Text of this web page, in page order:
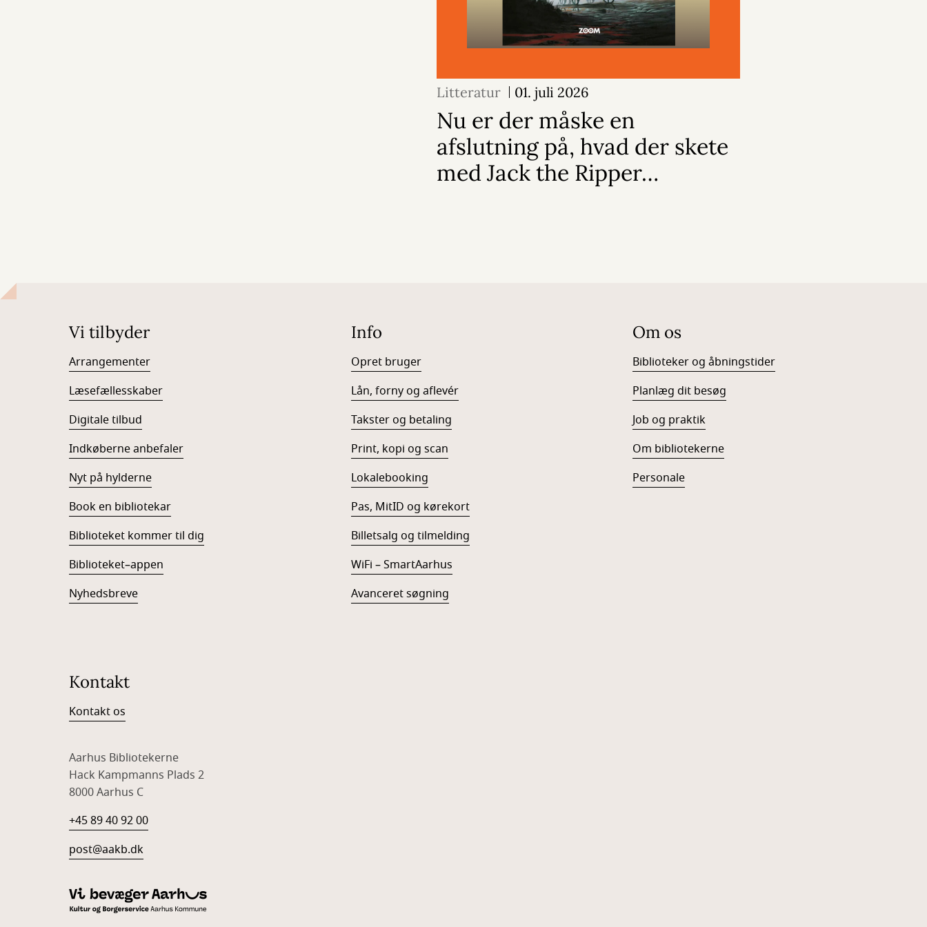
Litteratur 01. juli 2026
Nu er der måske en
afslutning på, hvad der skete
med Jack the Ripper…
Vi tilbyder
Arrangementer
Læsefællesskaber
Digitale tilbud
Indkøberne anbefaler
Nyt på hylderne
Book en bibliotekar
Biblioteket kommer til dig
Biblioteket–appen
Nyhedsbreve
Info
Opret bruger
Lån, forny og aflevér
Takster og betaling
Print, kopi og scan
Lokalebooking
Pas, MitID og kørekort
Billetsalg og tilmelding
WiFi – SmartAarhus
Avanceret søgning
Om os
Biblioteker og åbningstider
Planlæg dit besøg
Job og praktik
Om bibliotekerne
Personale
Kontakt
Kontakt os
Aarhus Bibliotekerne
Hack Kampmanns Plads 2
8000 Aarhus C
+45 89 40 92 00
post@aakb.dk